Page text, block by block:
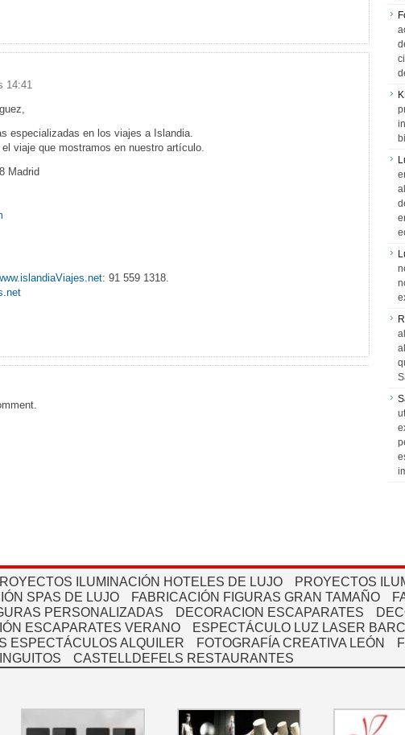
14:41
especializadas en los viajes a Islandia.
viaje que mostramos en nuestro artículo.
Madrid
: 91 559 1318.
ILUMINACIÓN HOTELES DE LUJO
PROYECTOS
SPAS DE LUJO
FABRICACIÓN FIGURAS GRAN TAMAÑO
PERSONALIZADAS DECORACION ESCAPARATES
ESCAPARATES VERANO ESPECTÁCULO LUZ LASER
ESPECTÁCULOS ALQUILER
FOTOGRAFÍA CREATIVA LEÓN
CASTELLDEFELS RESTAURANTES